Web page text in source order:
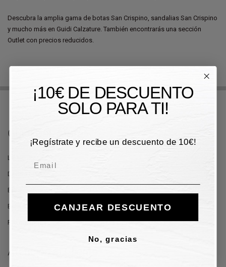
Descubra la amplia gama de botas San Crispino, sandalias San Crispino
y mucho más en Guidi Calzature. También encontrarás una sección
Outlet con precios reducidos.
Guidi Calzature
La Tienda
Donde Estamos
Blog
Estilistas
Promociones
Atención al Cliente
¡10€ DE DESCUENTO
SOLO PARA TI!
¡Regístrate y recibe un descuento de 10€!
CANJEAR DESCUENTO
No, gracias